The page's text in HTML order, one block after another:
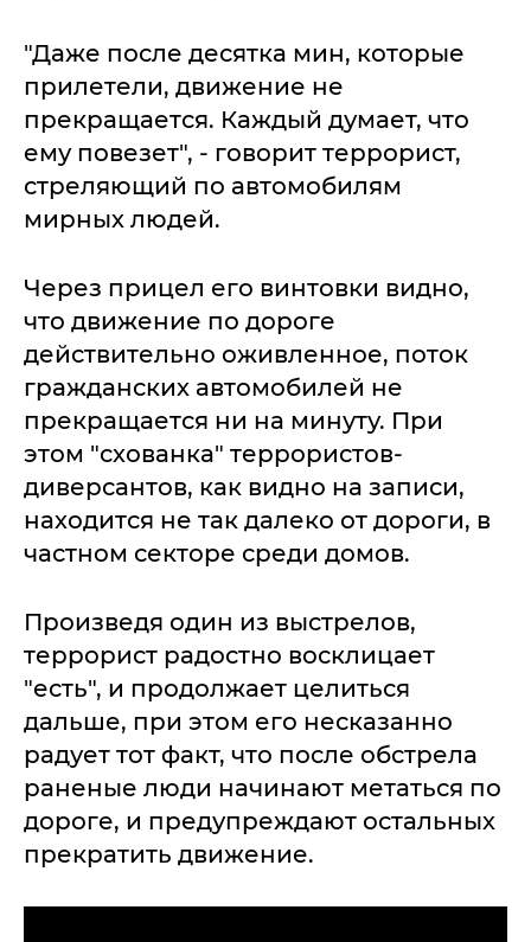
"Даже после десятка мин, которые
прилетели, движение не
прекращается. Каждый думает, что
ему повезет", - говорит террорист,
стреляющий по автомобилям
мирных людей.
Через прицел его винтовки видно,
что движение по дороге
действительно оживленное, поток
гражданских автомобилей не
прекращается ни на минуту. При
этом "схованка" террористов-
диверсантов, как видно на записи,
находится не так далеко от дороги, в
частном секторе среди домов.
Произведя один из выстрелов,
террорист радостно восклицает
"есть", и продолжает целиться
дальше, при этом его несказанно
радует тот факт, что после обстрела
раненые люди начинают метаться по
дороге, и предупреждают остальных
прекратить движение.